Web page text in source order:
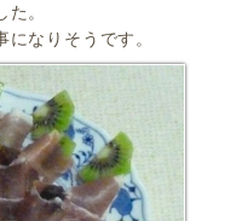
。
なりそうです。